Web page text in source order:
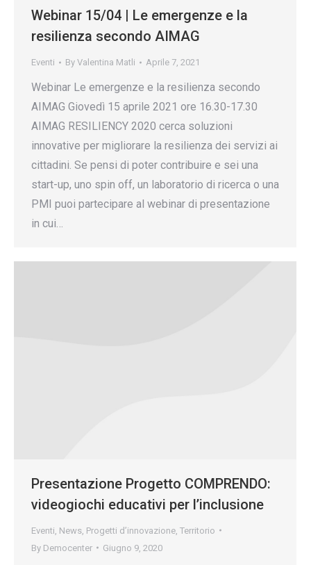
Webinar 15/04 | Le emergenze e la
resilienza secondo AIMAG
Eventi By Valentina Matli Aprile 7, 2021
Webinar Le emergenze e la resilienza secondo
AIMAG Giovedì 15 aprile 2021 ore 16.30-17.30
AIMAG RESILIENCY 2020 cerca soluzioni
innovative per migliorare la resilienza dei servizi ai
cittadini. Se pensi di poter contribuire e sei una
start-up, uno spin off, un laboratorio di ricerca o una
PMI puoi partecipare al webinar di presentazione
in cui…
Presentazione Progetto COMPRENDO:
videogiochi educativi per l’inclusione
Eventi News Progetti d’innovazione Territorio
By Democenter Giugno 9, 2020